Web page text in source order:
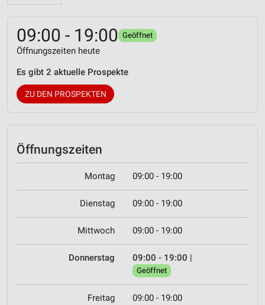
09:00 - 19:00 Geöffnet
Öffnungszeiten heute
Es gibt 2 aktuelle Prospekte
ZU DEN PROSPEKTEN
Öffnungszeiten
Montag 09:00 - 19:00
Dienstag 09:00 - 19:00
Mittwoch 09:00 - 19:00
Donnerstag 09:00 - 19:00 |
Geöffnet
Freitag 09:00 - 19:00